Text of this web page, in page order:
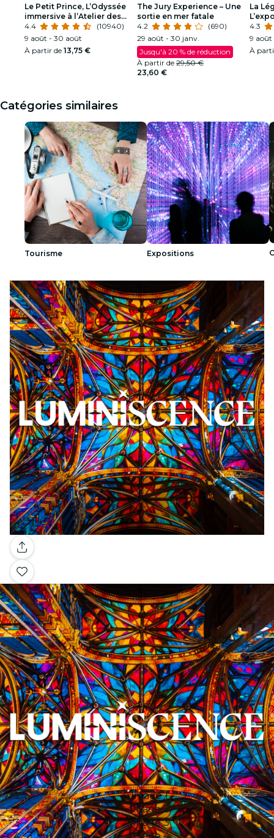
Le Petit Prince, L’Odyssée
immersive à l’Atelier des
Lumières
4.4
(10940)
9 août - 30 août
À partir de 13,75 €
The Jury Experience – Une
sortie en mer fatale
4.2
(690)
29 août - 30 janv.
Jusqu'à 20 % de réduction
À partir de 29,50 €
23,60 €
La
4.3
9 août
À
Catégories similaires
Tourisme Expositions
Galerie
Image 1
Image 2
Image 3